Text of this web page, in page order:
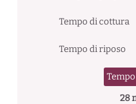
Tempo di cottura
Tempo di riposo
28